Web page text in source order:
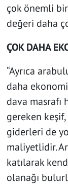
çok önemli
değeri daha
ÇOK DAHA
“Ayrıca
daha
dava masrafı
gereken
giderleri de
maliyetlidir.
katılarak
olanağı